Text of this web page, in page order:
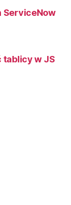
ServiceNow
tablicy w JS